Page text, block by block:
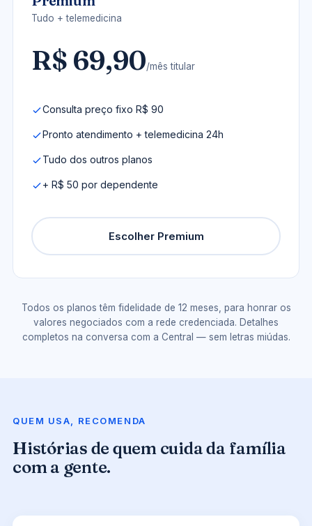
Tudo + telemedicina
R$ 69,90/mês titular
Consulta preço fixo R$ 90
Pronto atendimento + telemedicina 24h
Tudo dos outros planos
+ R$ 50 por dependente
Escolher Premium
Todos os planos têm fidelidade de 12 meses, para honrar os
valores negociados com a rede credenciada. Detalhes
completos na conversa com a Central — sem letras miúdas.
QUEM USA, RECOMENDA
Histórias de quem cuida da família
com a gente.